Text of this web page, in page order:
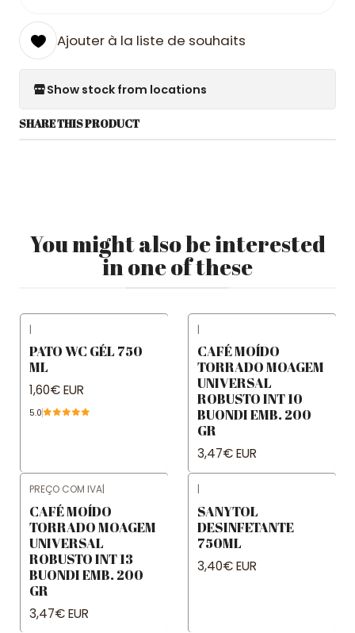
Ajouter à la liste de souhaits
Show stock from locations
SHARE THIS PRODUCT
You might also be interested
in one of these
|
PATO WC GÉL 750
ML
1,60€ EUR
5.0
|
CAFÉ MOÍDO
TORRADO MOAGEM
UNIVERSAL
ROBUSTO INT 10
BUONDI EMB. 200
GR
3,47€ EUR
PREÇO COM IVA|
CAFÉ MOÍDO
TORRADO MOAGEM
UNIVERSAL
ROBUSTO INT 13
BUONDI EMB. 200
GR
3,47€ EUR
|
SANYTOL
DESINFETANTE
750ML
3,40€ EUR